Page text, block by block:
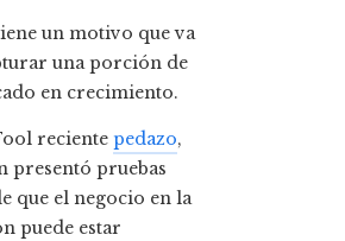
un motivo que va
una porción de
en crecimiento.
reciente pedazo,
presentó pruebas
que el negocio en la
puede estar